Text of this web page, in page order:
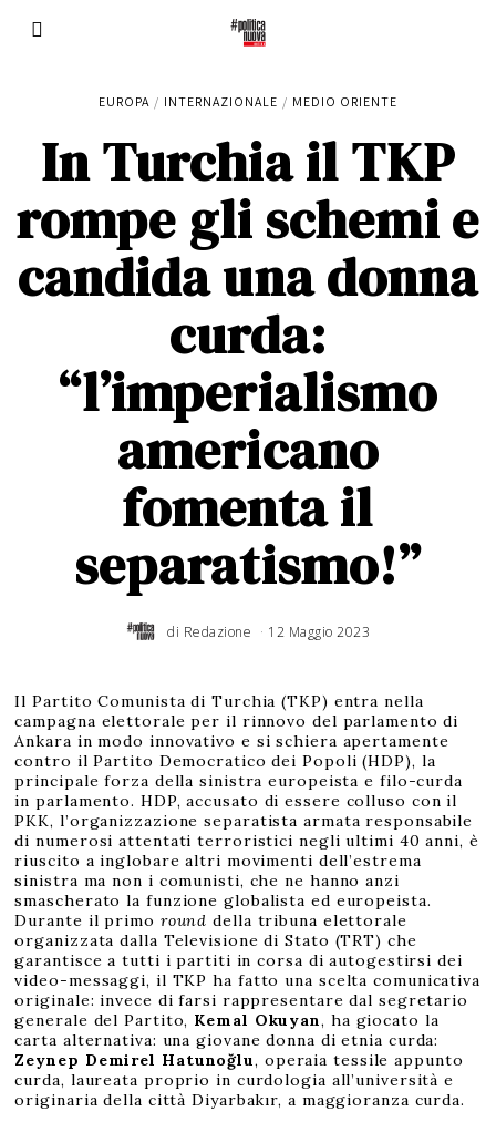
EUROPA / INTERNAZIONALE / MEDIO ORIENTE
In Turchia il TKP
rompe gli schemi e
candida una donna
curda:
“l’imperialismo
americano
fomenta il
separatismo!”
di Redazione 12 Maggio 2023
Il Partito Comunista di Turchia (TKP) entra nella
campagna elettorale per il rinnovo del parlamento di
Ankara in modo innovativo e si schiera apertamente
contro il Partito Democratico dei Popoli (HDP), la
principale forza della sinistra europeista e filo-curda
in parlamento. HDP, accusato di essere colluso con il
PKK, l’organizzazione separatista armata responsabile
di numerosi attentati terroristici negli ultimi 40 anni, è
riuscito a inglobare altri movimenti dell’estrema
sinistra ma non i comunisti, che ne hanno anzi
smascherato la funzione globalista ed europeista.
Durante il primo round della tribuna elettorale
organizzata dalla Televisione di Stato (TRT) che
garantisce a tutti i partiti in corsa di autogestirsi dei
video-messaggi, il TKP ha fatto una scelta comunicativa
originale: invece di farsi rappresentare dal segretario
generale del Partito, Kemal Okuyan, ha giocato la
carta alternativa: una giovane donna di etnia curda:
Zeynep Demirel Hatunoğlu, operaia tessile appunto
curda, laureata proprio in curdologia all’università e
originaria della città Diyarbakır, a maggioranza curda.